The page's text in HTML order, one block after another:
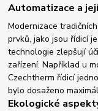
Automatizace a
Modernizace
prvků, jako jsou řídicí
technologie zlepšují
zařízení. Například u
Czechtherm řídicí
bylo dosaženo
Ekologické